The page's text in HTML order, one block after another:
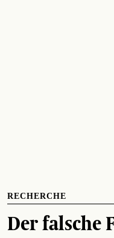
RECHERCHE
Der falsche